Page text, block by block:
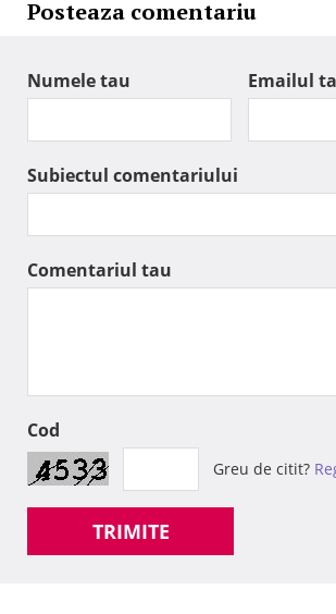
Posteaza comentariu
Numele tau Emailul
Subiectul comentariului
Comentariul tau
Cod
Greu de citit?
TRIMITE